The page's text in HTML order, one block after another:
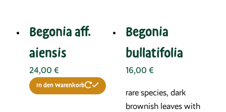
Begonia aff.
aiensis
24,00 €
In den Warenkorb
Begonia
bullatifolia
16,00 €
rare species, dark
brownish leaves with